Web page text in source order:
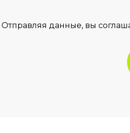
Отправляя данные, вы